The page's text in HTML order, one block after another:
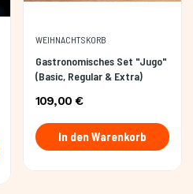
WEIHNACHTSKORB
Gastronomisches Set "Jugo"
(Basic, Regular & Extra)
109,00 €
In den Warenkorb